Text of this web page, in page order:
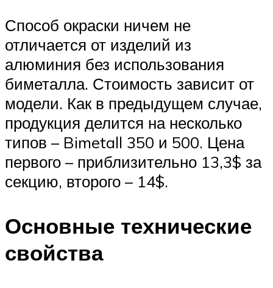
Способ окраски ничем не
отличается от изделий из
алюминия без использования
биметалла. Стоимость зависит от
модели. Как в предыдущем случае,
продукция делится на несколько
типов – Bimetall 350 и 500. Цена
первого – приблизительно 13,3$ за
секцию, второго – 14$.
Основные технические
свойства